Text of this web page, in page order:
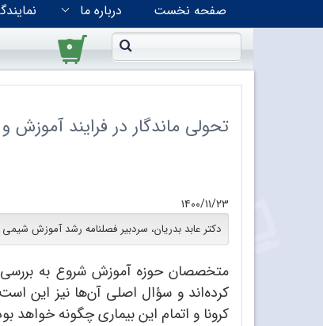
صفحه نخست درباره ما
۰
تحولی ماندگار در فرایند آموزش
۱۴۰۰/۱۱/۲۳
دکتر عابد بدریان، سردبیر فصلنامه رشد آموزش شیمی
متخصصان حوزه آموزش شروع به بررسی
کرده‌اند و سؤال اصلی آن‌ها نیز این
کرونا و اتمام این بیماری چگونه خواهد